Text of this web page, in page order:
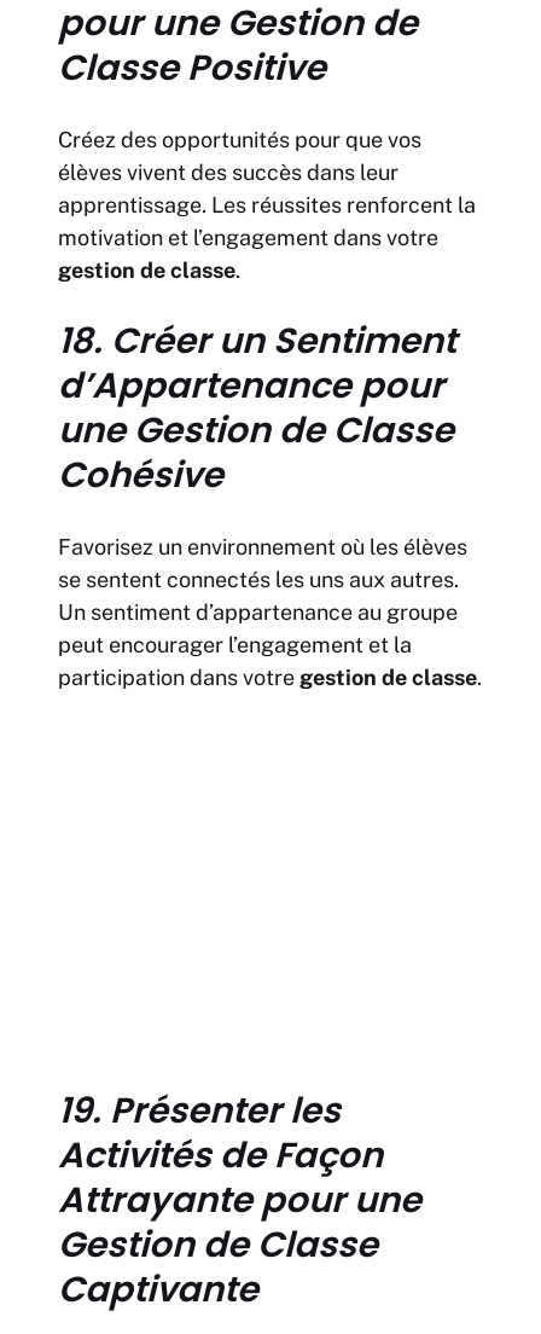
pour une Gestion de
Classe Positive
Créez des opportunités pour que vos
élèves vivent des succès dans leur
apprentissage. Les réussites renforcent la
motivation et l’engagement dans votre
gestion de classe.
18. Créer un Sentiment
d’Appartenance pour
une Gestion de Classe
Cohésive
Favorisez un environnement où les élèves
se sentent connectés les uns aux autres.
Un sentiment d’appartenance au groupe
peut encourager l’engagement et la
participation dans votre gestion de classe.
19. Présenter les
Activités de Façon
Attrayante pour une
Gestion de Classe
Captivante